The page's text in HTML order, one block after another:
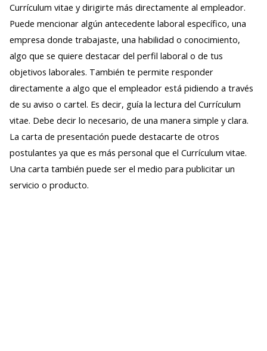
Currículum vitae y dirigirte más directamente al empleador.
Puede mencionar algún antecedente laboral específico, una
empresa donde trabajaste, una habilidad o conocimiento,
algo que se quiere destacar del perfil laboral o de tus
objetivos laborales. También te permite responder
directamente a algo que el empleador está pidiendo a través
de su aviso o cartel. Es decir, guía la lectura del Currículum
vitae. Debe decir lo necesario, de una manera simple y clara.
La carta de presentación puede destacarte de otros
postulantes ya que es más personal que el Currículum vitae.
Una carta también puede ser el medio para publicitar un
servicio o producto.